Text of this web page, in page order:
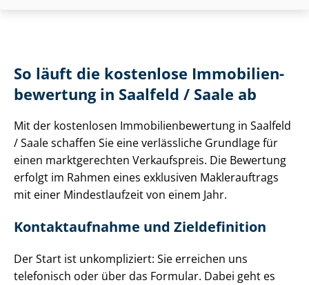
So läuft die kostenlose Im­mo­bi­li­en­
be­wer­tung in Saalfeld / Saale ab
Mit der kostenlosen Im­mo­bi­li­en­be­wer­tung in Saalfeld
/ Saale schaffen Sie eine verlässliche Grundlage für
einen marktgerechten Verkaufspreis. Die Bewertung
erfolgt im Rahmen eines exklusiven Maklerauftrags
mit einer Mindestlaufzeit von einem Jahr.
Kontaktaufnahme und Zieldefinition
Der Start ist unkompliziert: Sie erreichen uns
telefonisch oder über das Formular. Dabei geht es